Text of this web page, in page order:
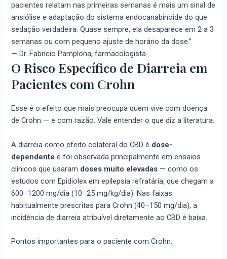
pacientes relatam nas primeiras semanas é mais um sinal de
ansiólise e adaptação do sistema endocanabinoide do que
sedação verdadeira. Quase sempre, ela desaparece em 2 a 3
semanas ou com pequeno ajuste de horário da dose.”
— Dr. Fabrício Pamplona, farmacologista
O Risco Específico de Diarreia em
Pacientes com Crohn
Esse é o efeito que mais preocupa quem vive com doença
de Crohn — e com razão. Vale entender o que diz a literatura.
A diarreia como efeito colateral do CBD é dose-
dependente e foi observada principalmente em ensaios
clínicos que usaram doses muito elevadas — como os
estudos com Epidiolex em epilepsia refratária, que chegam a
600–1200 mg/dia (10–25 mg/kg/dia). Nas faixas
habitualmente prescritas para Crohn (40–150 mg/dia), a
incidência de diarreia atribuível diretamente ao CBD é baixa.
Pontos importantes para o paciente com Crohn: